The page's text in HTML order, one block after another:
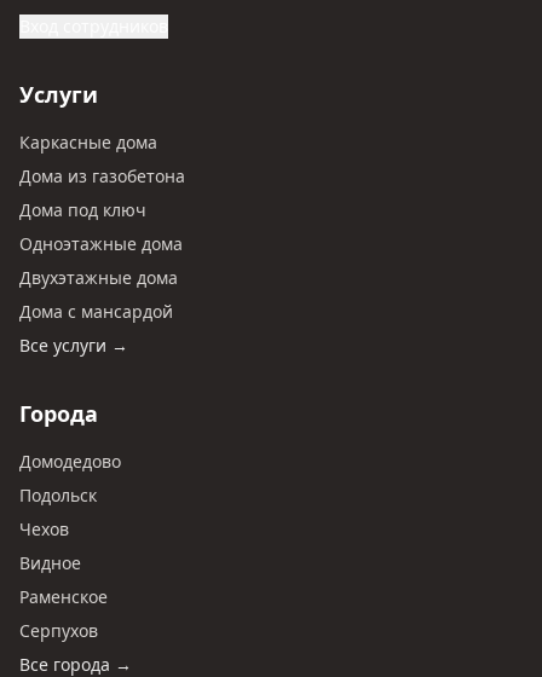
Услуги
Каркасные дома
Дома из газобетона
Дома под ключ
Одноэтажные дома
Двухэтажные дома
Дома с мансардой
Все услуги →
Города
Домодедово
Подольск
Чехов
Видное
Раменское
Серпухов
Все города →